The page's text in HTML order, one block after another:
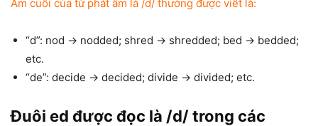
Âm cuối của từ phát âm là /d/ thường được viết là:
“d”: nod → nodded; shred → shredded; bed → bedded;
etc.
“de”: decide → decided; divide → divided; etc.
Đuôi ed được đọc là /d/ trong các